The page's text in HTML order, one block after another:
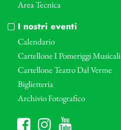
Area Tecnica
I nostri eventi
Calendario
Cartellone I Pomeriggi Musicali
Cartellone Teatro Dal Verme
Biglietteria
Archivio Fotografico